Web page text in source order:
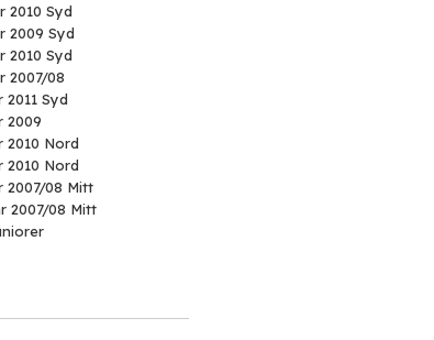
2010 Syd
2009 Syd
2010 Syd
2007/08
2011 Syd
2009
2010 Nord
2010 Nord
2007/08 Mitt
2007/08 Mitt